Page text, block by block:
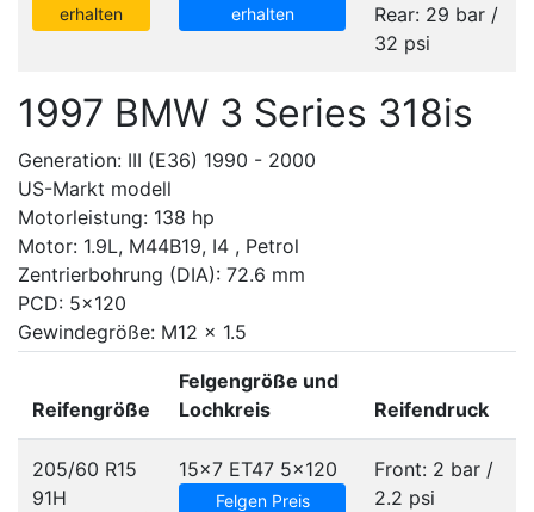
erhalten
erhalten
Rear: 29 bar /
32 psi
1997 BMW 3 Series 318is
Generation: III (E36) 1990 - 2000
US-Markt modell
Motorleistung: 138 hp
Motor: 1.9L, M44B19, I4 , Petrol
Zentrierbohrung (DIA): 72.6 mm
PCD: 5x120
Gewindegröße: M12 x 1.5
Reifengröße
Felgengröße und
Lochkreis
Reifendruck
205/60 R15
91H
15x7 ET47 5x120
Felgen Preis
Front: 2 bar /
2.2 psi